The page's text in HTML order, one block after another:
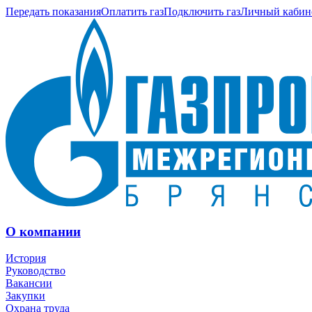
Передать показанияОплатить газПодключить газЛичный
О компании
История
Руководство
Вакансии
Закупки
Охрана труда